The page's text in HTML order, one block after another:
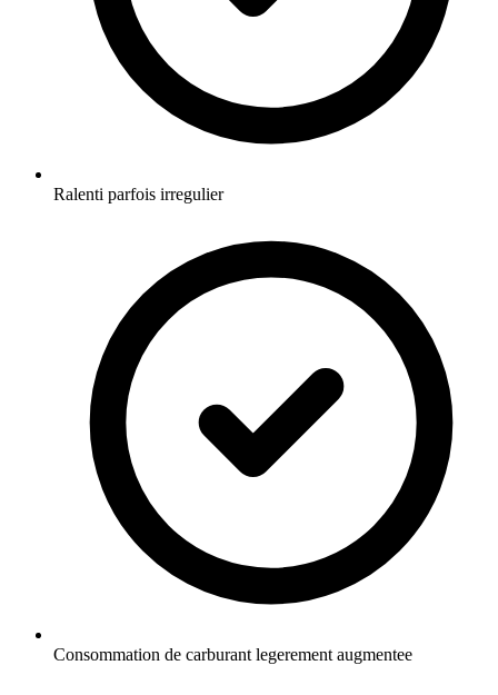
Ralenti parfois irregulier
Consommation de carburant legerement augmentee